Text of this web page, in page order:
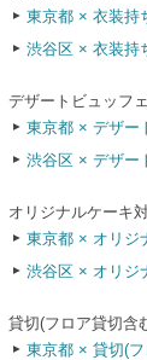
東京都 × 衣装持
渋谷区 × 衣装持
デザートビュッフ
東京都 × デザー
渋谷区 × デザー
オリジナルケーキ
東京都 × オリジ
渋谷区 × オリジ
貸切(フロア貸切含
東京都 × 貸切(